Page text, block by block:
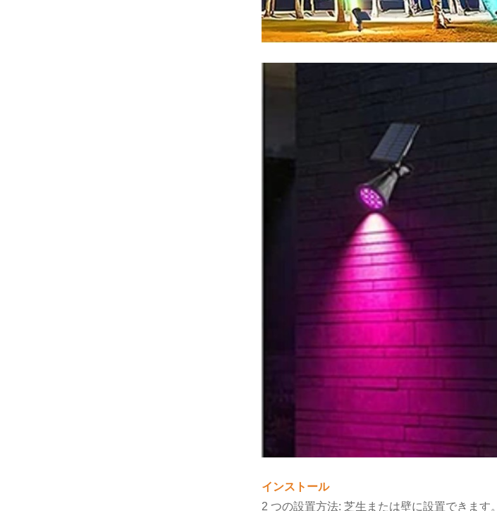
インストール
2 つの設置方法: 芝生または壁に設置できます。